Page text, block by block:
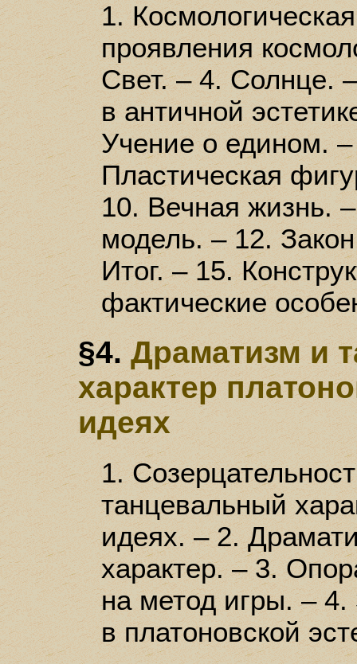
1.
проявления
Свет. – 4. Солнце.
в античной
Учение о едином.
Пластическая
10. Вечная жизнь.
модель. – 12.
Итог. – 15.
фактические
§4.Драматизм и
характер
идеях
1.
танцевальный
идеях. – 2.
характер. – 3.
на метод игры. –
в платоновской